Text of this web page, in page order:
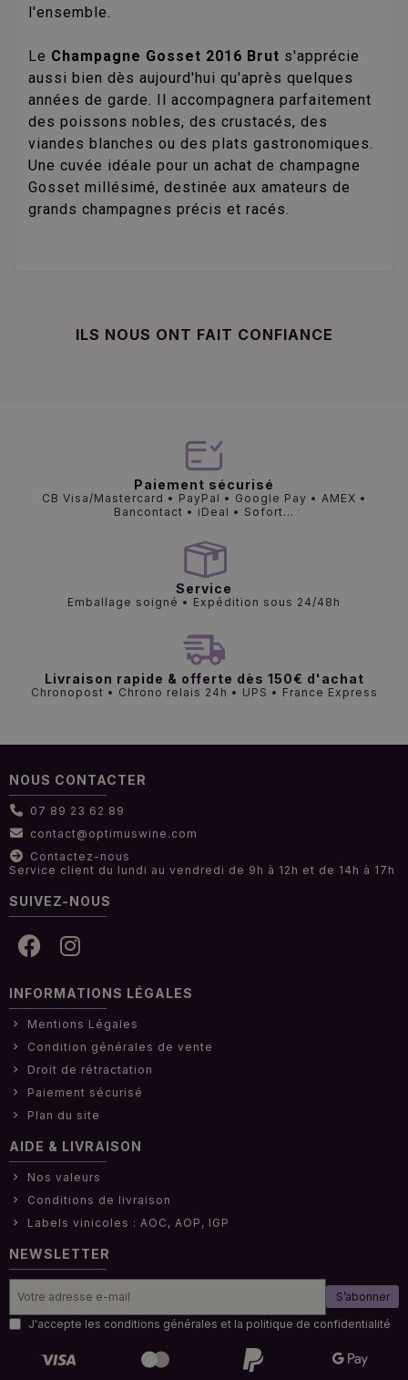
l'ensemble.
Le Champagne Gosset 2016 Brut s'apprécie
aussi bien dès aujourd'hui qu'après quelques
années de garde. Il accompagnera parfaitement
des poissons nobles, des crustacés, des
viandes blanches ou des plats gastronomiques.
Une cuvée idéale pour un achat de champagne
Gosset millésimé, destinée aux amateurs de
grands champagnes précis et racés.
ILS NOUS ONT FAIT CONFIANCE
Paiement sécurisé
CB Visa/Mastercard • PayPal • Google Pay • AMEX •
Bancontact • iDeal • Sofort...
Service
Emballage soigné • Expédition sous 24/48h
Livraison rapide & offerte dès 150€ d'achat
Chronopost • Chrono relais 24h • UPS • France Express
NOUS CONTACTER
07 89 23 62 89
contact@optimuswine.com
Contactez-nous
Service client du lundi au vendredi de 9h à 12h et de 14h à 17h
SUIVEZ-NOUS
INFORMATIONS LÉGALES
Mentions Légales
Condition générales de vente
Droit de rétractation
Paiement sécurisé
Plan du site
AIDE & LIVRAISON
Nos valeurs
Conditions de livraison
Labels vinicoles : AOC, AOP, IGP
NEWSLETTER
S’abonner
J'accepte les conditions générales et la politique de confidentialité